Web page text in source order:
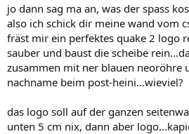
jo dann sag ma an, was der spass
also ich schick dir meine wand vom
fräst mir ein perfektes quake 2 logo
sauber und baust die scheibe
zusammen mit ner blauen neoröhre
nachname beim post-heini...wieviel?
das logo soll auf der ganzen
unten 5 cm nix, dann aber